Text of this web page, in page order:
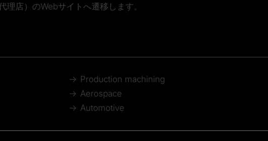
店）のWebサイトへ遷移します。
Production machining
Aerospace
Automotive